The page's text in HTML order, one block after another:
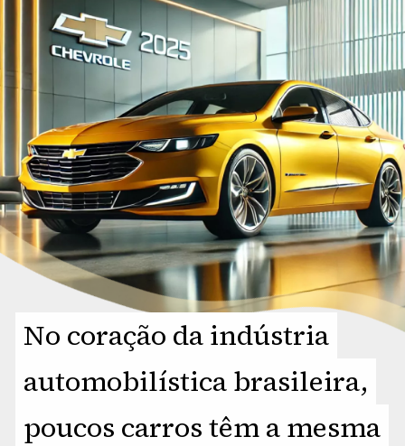
No coração da indústria
automobilística brasileira,
poucos carros têm a mesma
No coração da indústria
automobilística brasileira,
poucos carros têm a mesma